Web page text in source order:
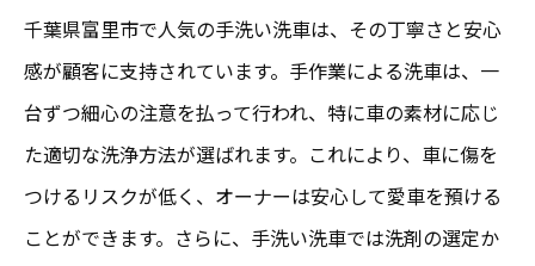
丁寧さが光る！千葉県富里市の手洗い洗車の魅
力
富里市の手洗い洗車が選ばれる理由
手洗い洗車の魅力的な仕上がりとは
専門家が手掛ける安心の洗車プロセス
富里市で最高の洗車体験を提供するために
千葉県富里市で人気の手洗い洗車は、その丁寧さと安心
感が顧客に支持されています。手作業による洗車は、一
台ずつ細心の注意を払って行われ、特に車の素材に応じ
た適切な洗浄方法が選ばれます。これにより、車に傷を
つけるリスクが低く、オーナーは安心して愛車を預ける
ことができます。さらに、手洗い洗車では洗剤の選定か